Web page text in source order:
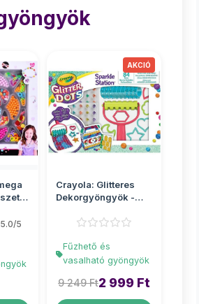
5.0/5
Crayola: Glitteres
Dekorgyöngyök -
sze...
Fűzhető és
vasalható gyöngyök
9 249 Ft2 999 Ft